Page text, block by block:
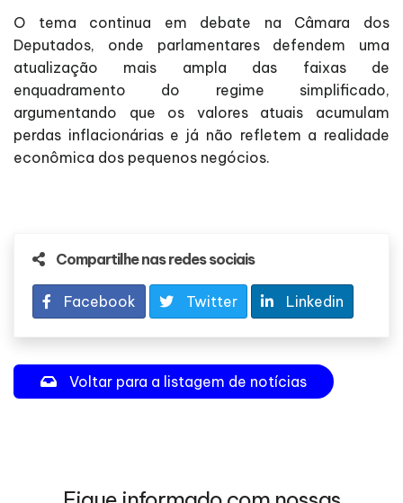
O tema continua em debate na Câmara dos
Deputados, onde parlamentares defendem uma
atualização mais ampla das faixas de
enquadramento do regime simplificado,
argumentando que os valores atuais acumulam
perdas inflacionárias e já não refletem a realidade
econômica dos pequenos negócios.
Compartilhe nas redes sociais
Facebook Twitter Linkedin
Voltar para a listagem de notícias